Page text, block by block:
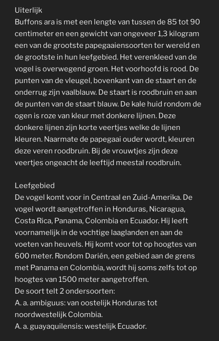
Uiterlijk
Buffons ara is met een lengte van tussen de 85 tot 90
centimeter en een gewicht van ongeveer 1,3 kilogram
een van de grootste papegaaiensoorten ter wereld en
de grootste in hun leefgebied. Het verenkleed van de
vogel is overwegend groen. Het voorhoofd is rood. De
punten van de vleugel, bovenkant van de staart en de
onderrug zijn vaalblauw. De staart is roodbruin en aan
de punten van de staart blauw. De kale huid rondom de
ogen is roze van kleur met donkere lijnen. Deze
donkere lijnen zijn korte veertjes welke de lijnen
kleuren. Naarmate de papegaai ouder wordt, kleuren
deze veren roodbruin. Bij de vrouwtjes zijn deze
veertjes ongeacht de leeftijd meestal roodbruin.
Leefgebied
De vogel komt voor in Centraal en Zuid-Amerika. De
vogel wordt aangetroffen in Honduras, Nicaragua,
Costa Rica, Panama, Colombia en Ecuador. Hij leeft
voornamelijk in de vochtige laaglanden en aan de
voeten van heuvels. Hij komt voor tot op hoogtes van
600 meter. Rondom Darién, een gebied aan de grens
met Panama en Colombia, wordt hij soms zelfs tot op
hoogtes van 1500 meter aangetroffen.
De soort telt 2 ondersoorten:
A. a. ambiguus: van oostelijk Honduras tot
noordwestelijk Colombia.
A. a. guayaquilensis: westelijk Ecuador.